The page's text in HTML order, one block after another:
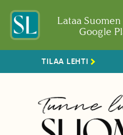
Lataa
Google
TILAA LEHTI